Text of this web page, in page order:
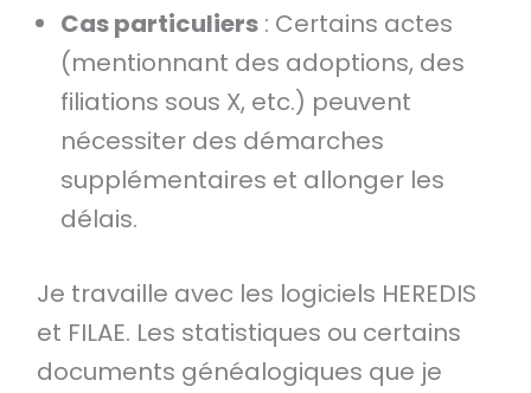
Cas particuliers: Certains actes
(mentionnant des adoptions, des
filiations sous X, etc.) peuvent
nécessiter des démarches
supplémentaires et allonger les
délais.
Je travaille avec les logiciels HEREDIS
et FILAE. Les statistiques ou certains
documents généalogiques que je